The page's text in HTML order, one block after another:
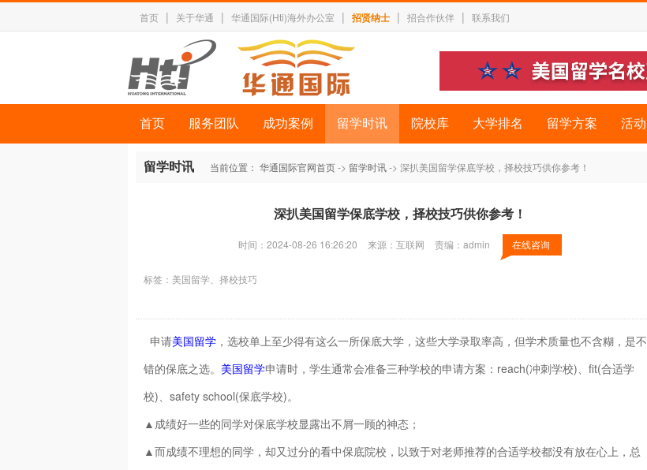
首页 | 关于华通 | 华通国际(Hti)海外办公室 | 招贤纳士 | 招合作伙伴 | 联系我们
首页 服务团队 成功案例 留学时讯 院校库 大学排名 留学方案 活动
留学时讯 当前位置： 华通国际官网首页-> 留学时讯-> 深扒美国留学保底学校，择校技巧供你参考！
深扒美国留学保底学校，择校技巧供你参考！
时间：2024-08-26 16:26:20 来源：互联网 责编：admin 在线咨询
标签： 美国留学、择校技巧
申请美国留学 ，选校单上至少得有这么一所保底大学，这些大学录取率高，但学术质量也不含糊，是不
错的保底之选。 美国留学申请时，学生通常会准备三种学校的申请方案：reach(冲刺学校)、fit(合适学
校)、safety school(保底学校)。
▲成绩好一些的同学对保底学校显露出不屑一顾的神态；
▲而成绩不理想的同学，却又过分的看中保底院校，以致于对老师推荐的合适学校都没有放在心上，总